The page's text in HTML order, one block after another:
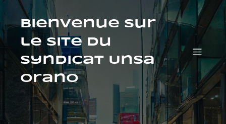
Aller
contenuBienvenue sur
le site du
syndicat Unsa
orano